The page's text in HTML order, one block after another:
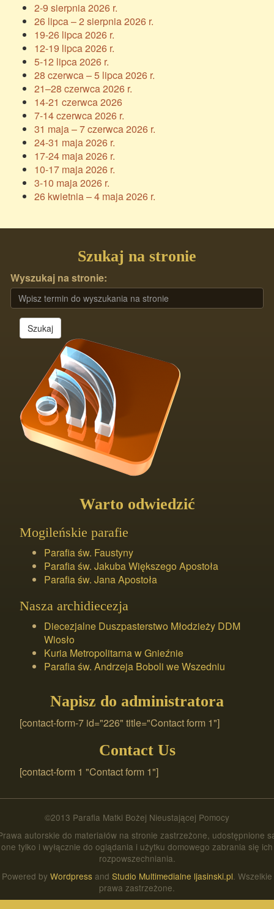
2-9 sierpnia 2026 r.
26 lipca – 2 sierpnia 2026 r.
19-26 lipca 2026 r.
12-19 lipca 2026 r.
5-12 lipca 2026 r.
28 czerwca – 5 lipca 2026 r.
21–28 czerwca 2026 r.
14-21 czerwca 2026
7-14 czerwca 2026 r.
31 maja – 7 czerwca 2026 r.
24-31 maja 2026 r.
17-24 maja 2026 r.
10-17 maja 2026 r.
3-10 maja 2026 r.
26 kwietnia – 4 maja 2026 r.
Szukaj na stronie
Wyszukaj na stronie:
Szukaj
Warto odwiedzić
Mogileńskie parafie
Parafia św. Faustyny
Parafia św. Jakuba Większego Apostoła
Parafia św. Jana Apostoła
Nasza archidiecezja
Diecezjalne Duszpasterstwo Młodzieży DDM
Wiosło
Kuria Metropolitarna w Gnieźnie
Parafia św. Andrzeja Boboli we Wszedniu
Napisz do administratora
[contact-form-7 id="226" title="Contact form 1"]
Contact Us
[contact-form 1 "Contact form 1"]
©2013 Parafia Matki Bożej Nieustającej Pomocy
autorskie do materiałów na stronie zastrzeżone, udostępnione
one tylko i wyłącznie do oglądania i użytku domowego zabrania się ich
rozpowszechniania.
Powered by Wordpress and Studio Multimedialne ljasinski.pl . Wszelkie
prawa zastrzeżone.